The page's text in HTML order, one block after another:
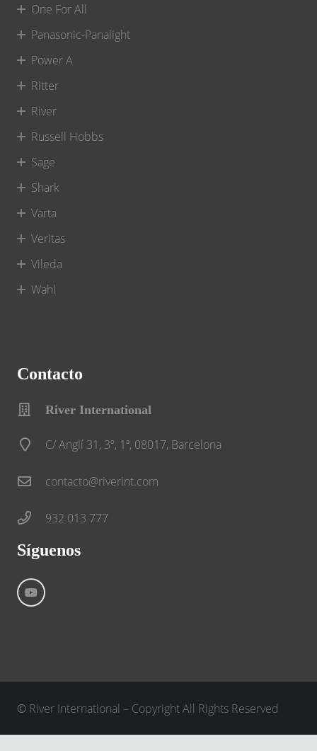
One For All
Panasonic-Panalight
Power A
Ritter
River
Russell Hobbs
Sage
Shark
Varta
Veritas
Vileda
Wahl
Contacto
River International
C/ Anglí 31, 3º, 1ª, 08017, Barcelona
contacto@riverint.com
932 013 777
Síguenos
© River International – Copyright All Rights Reserved